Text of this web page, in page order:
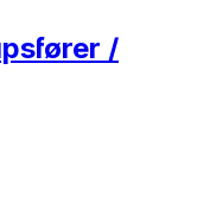
/